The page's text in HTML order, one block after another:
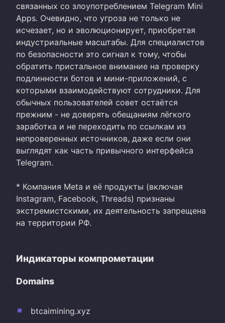
связанных со злоупотреблением Telegram Mini
Apps. Очевидно, что угроза не только не
исчезает, но и эволюционирует, приобретая
индустриальные масштабы. Для специалистов
по безопасности это сигнал к тому, чтобы
обратить пристальное внимание на проверку
подлинности ботов и мини-приложений, с
которыми взаимодействуют сотрудники. Для
обычных пользователей совет остаётся
прежним - не доверять обещаниям лёгкого
заработка и не переходить по ссылкам из
непроверенных источников, даже если они
выглядят как часть привычного интерфейса
Telegram.
* Компания Meta и её продукты (включая
Instagram, Facebook, Threads) признаны
экстремистскими, их деятельность запрещена
на территории РФ.
Индикаторы компрометации
Domains
btcaimining.xyz